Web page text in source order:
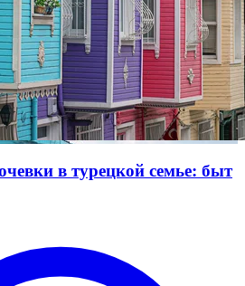
в турецкой семье: быт